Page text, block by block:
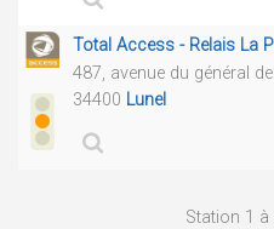
Total Access - Relais La
487, avenue du général
34400 Lunel
Station 1